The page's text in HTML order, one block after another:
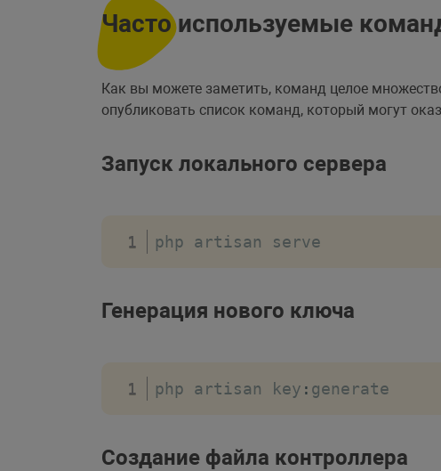
Часто используемые
Как вы можете заметить, команд целое
опубликовать список команд, который могут
Запуск локального сервера
php artisan serve
Генерация нового ключа
php artisan key : generate
Создание файла контроллера